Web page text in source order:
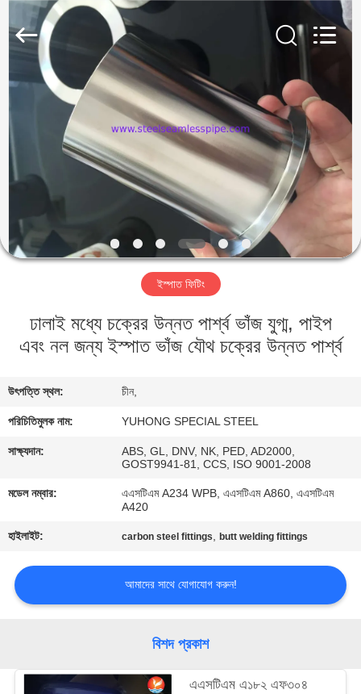
বাড়ি
পণ্য
আমাদের
সম্পর্কে
কারখানা
মান
যোগাযোগ
করুন
উদ্ধৃতির
জন্য
আবেদন
COMPANY
Group
Co.,Ltd.
Reserved.
ইস্পাত ফিটিং
ঢালাই মধ্যে চক্রের উন্নত পার্শ্ব ভাঁজ যুগ্ম, পাইপ
এবং নল জন্য ইস্পাত ভাঁজ যৌথ চক্রের উন্নত পার্শ্ব
উৎপত্তি স্থল: চীন,
পরিচিতিমুলক নাম: YUHONG SPECIAL STEEL
সাক্ষ্যদান:
ABS, GL, DNV, NK, PED, AD2000,
GOST9941-81, CCS, ISO 9001-2008
মডেল নম্বার:
এএসটিএম A234 WPB, এএসটিএম A860, এএসটিএম
A420
হাইলাইট: carbon steel fittings,butt welding fittings
আমাদের সাথে যোগাযোগ করুন!
বিশদ প্রকাশ
এএসটিএম এ১৮২ এফ৩০৪